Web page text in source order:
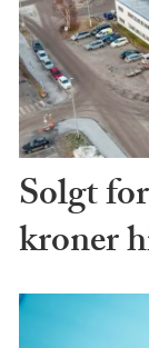
Solgt
kroner